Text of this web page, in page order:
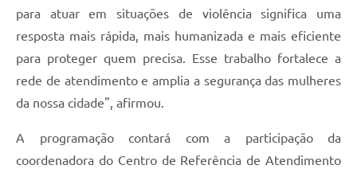
para atuar em situações de violência significa uma
resposta mais rápida, mais humanizada e mais eficiente
para proteger quem precisa. Esse trabalho fortalece a
rede de atendimento e amplia a segurança das mulheres
da nossa cidade", afirmou.
A programação contará com a participação da
coordenadora do Centro de Referência de Atendimento